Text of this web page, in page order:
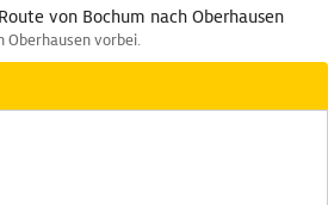
von Bochum nach Oberhausen
Oberhausen vorbei.